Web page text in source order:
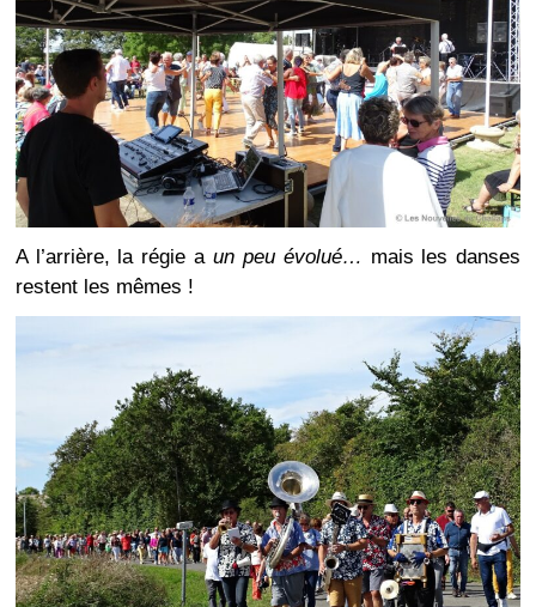
A l’arrière, la régie a un peu évolué… mais les danses
restent les mêmes !